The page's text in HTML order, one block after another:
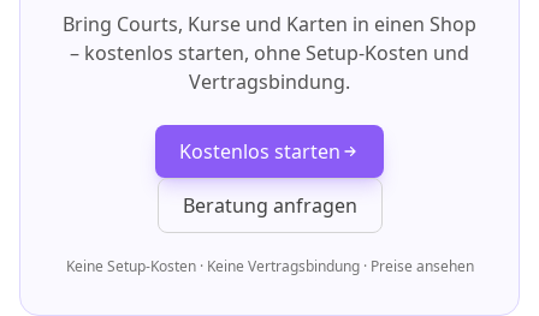
Bring Courts, Kurse und Karten in einen Shop
– kostenlos starten, ohne Setup-Kosten und
Vertragsbindung.
Kostenlos starten
Beratung anfragen
Keine Setup-Kosten · Keine Vertragsbindung · Preise ansehen